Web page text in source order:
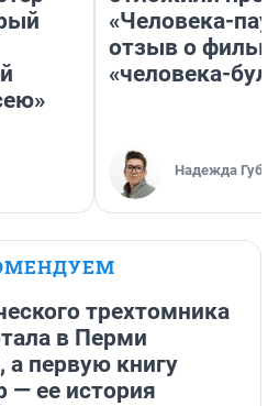
«Человека-
отзыв о
«человека-
Надежда
трехтомника
в Перми
а первую книгу
— ее история